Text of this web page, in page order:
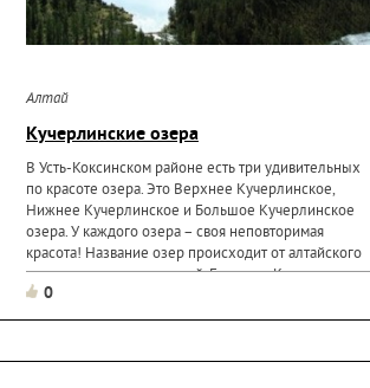
Алтай
Кучерлинские озера
В Усть-Коксинском районе есть три удивительных
по красоте озера. Это Верхнее Кучерлинское,
Нижнее Кучерлинское и Большое Кучерлинское
озера. У каждого озера – своя неповторимая
красота! Название озер происходит от алтайского
«кудюрлу» - солончаковый. Большое Кучерлинское
озеро...
0